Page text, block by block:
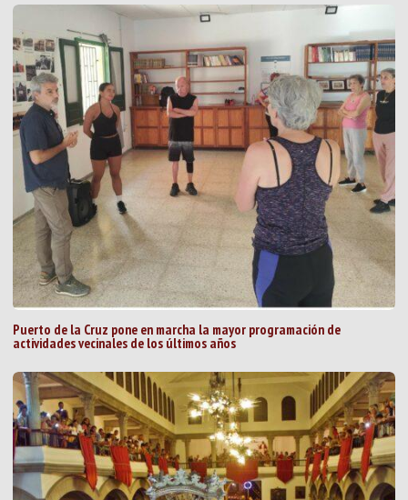
Puerto de la Cruz pone en marcha la mayor programación de
actividades vecinales de los últimos años